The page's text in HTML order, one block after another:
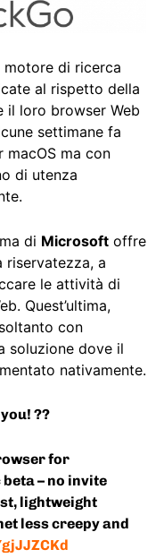
motore di ricerca
al rispetto della
il loro browser Web
settimane fa
macOS ma con
di utenza
di Microsoft offre
riservatezza, a
le attività di
Quest’ultima,
con
soluzione dove il
nativamente.
??
for
– no invite
lightweight
less creepy and